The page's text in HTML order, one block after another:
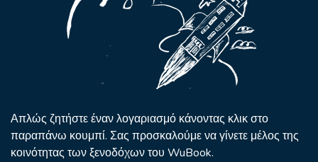
Απλώς ζητήστε έναν λογαριασμό κάνοντας κλικ στο
παραπάνω κουμπί. Σας προσκαλούμε να γίνετε μέλος της
κοινότητας των ξενοδόχων του WuBook.